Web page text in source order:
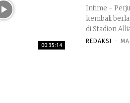
00:35:14
Intime -
kembali
di Stadion
REDAKSI -